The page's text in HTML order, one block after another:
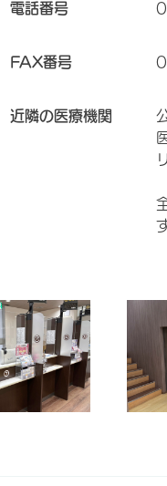
電話番号
FAX番号
近隣の医療機関